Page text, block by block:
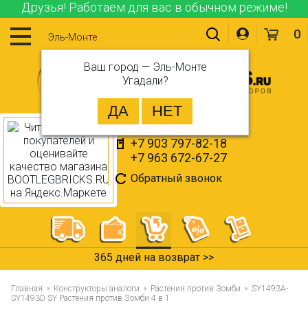
Друзья! Работаем для вас в обычном режиме!
Эль-Монте
Ваш город — Эль-Монте
Угадали?
+7 903 797-82-18
+7 963 672-67-27
Обратный звонок
0
365 дней на возврат >>
Главная Конструкторы аналоги Растения против Зомби
SY1493A-
SY1493D SY Растения против Зомби 4 в 1